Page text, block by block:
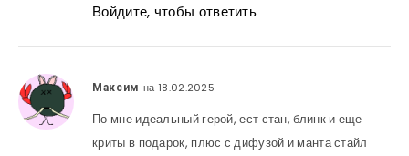
Войдите, чтобы ответить
Максим на 18.02.2025
По мне идеальный герой, ест стан, блинк и еще
криты в подарок, плюс с дифузой и манта стайл